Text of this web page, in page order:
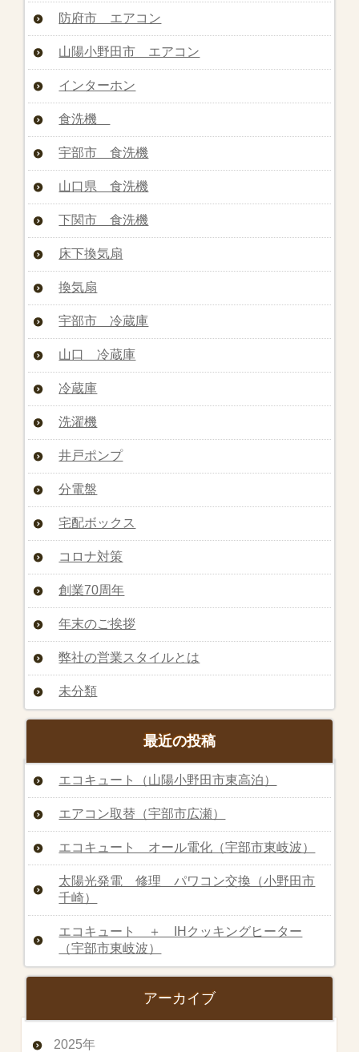
防府市 エアコン
山陽小野田市 エアコン
インターホン
食洗機
宇部市 食洗機
山口県 食洗機
下関市 食洗機
床下換気扇
換気扇
宇部市 冷蔵庫
山口 冷蔵庫
冷蔵庫
洗濯機
井戸ポンプ
分電盤
宅配ボックス
コロナ対策
創業70周年
年末のご挨拶
弊社の営業スタイルとは
未分類
最近の投稿
エコキュート（山陽小野田市東高泊）
エアコン取替（宇部市広瀬）
エコキュート オール電化（宇部市東岐波）
太陽光発電 修理 パワコン交換（小野田市
千崎）
エコキュート ＋ IHクッキングヒーター
（宇部市東岐波）
アーカイブ
2025年